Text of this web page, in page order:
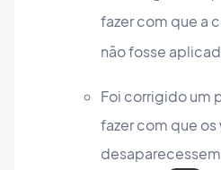
fazer com que a
não fosse
Foi corrigido um
fazer com que